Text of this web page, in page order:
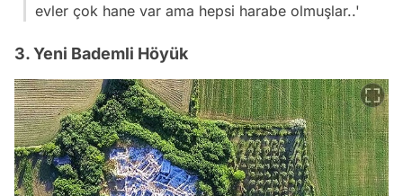
evler çok hane var ama hepsi harabe olmuşlar..'
3. Yeni Bademli Höyük